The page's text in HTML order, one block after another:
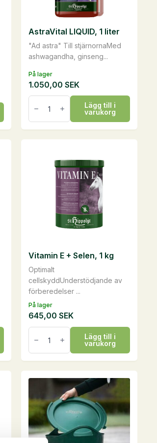
produktsidan
På lager
"Ad astra" Till stjärnornaMed
ashwagandha, ginseng...
AstraVital LIQUID, 1 liter
1.050,00SEK
AstraVital
LIQUID,
liter
mängd
Lägg till i
varukorg
På lager
Optimalt
cellskyddUnderstödjande av
förberedelser ...
Vitamin E + Selen, 1 kg
645,00SEK
Vitamin
Selen,
1
mängd
Lägg till i
varukorg